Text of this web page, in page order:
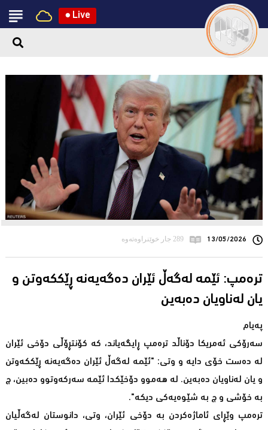
● Live
13/05/2026 289 جار خوێنراوەتەوە
ترەمپ: ئێمە لەگەڵ ئێران دەگەیەنە ڕێککەوتن و
یان لەناویان دەبەین
په‌یام
سەرۆکی ئەمریکا دۆناڵد ترەمپ ڕایگەیاند، کە کۆنتڕۆڵی دۆخی ئێران
لە دەست خۆی دایە و وتی: "ئێمە لەگەڵ ئێران دەگەیەنە ڕێککەوتن
و یان لەناویان دەبەین. لە هەموو دۆخێکدا ئێمە سەرکەوتوو دەبین، چ
بە خۆشی و چ بە شێوەیەکی دیکە".
ترەمپ وێڕای ئاماژەکردن بە دۆخی ئێران، وتی، دانوستان لەگەڵیان